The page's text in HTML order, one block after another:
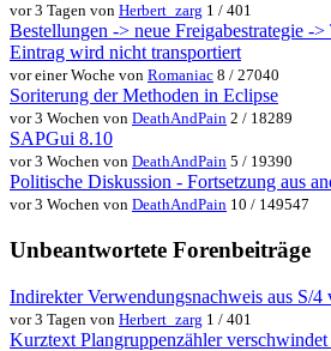
vor 3 Tagen von Herbert_zarg 1 / 401
Bestellungen -> neue Freigabestrategie -
Eintrag wird nicht transportiert
vor einer Woche von Romaniac 8 / 27040
Soriterung der Methoden in Eclipse
vor 3 Wochen von DeathAndPain 2 / 18289
SAPGui 8.10
vor 3 Wochen von DeathAndPain 5 / 19390
Politische Diskussion - Fortsetzung aus
vor 3 Wochen von DeathAndPain 10 / 149547
Unbeantwortete Forenbeiträge
Indirekter Verwendungsnachweis aus S/4
vor 3 Tagen von Herbert_zarg 1 / 401
Kurztext Plangruppenzähler